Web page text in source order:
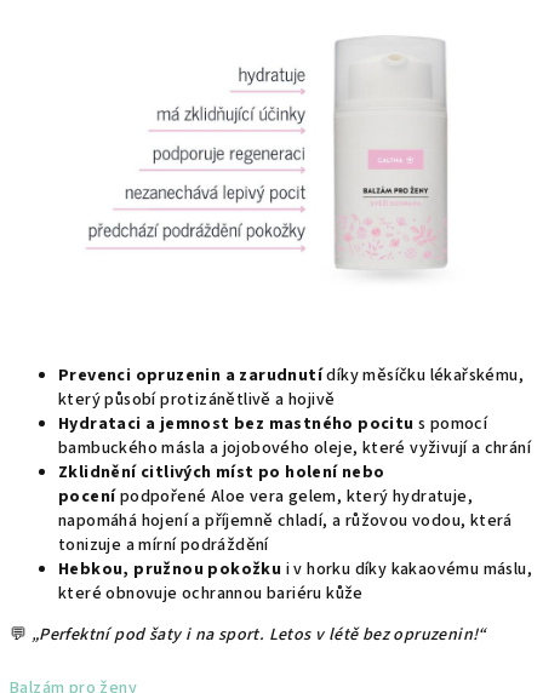
Prevenci opruzenin a zarudnutídíky měsíčku lékařskému,
který působí protizánětlivě a hojivě
Hydrataci a jemnost bez mastného pocitu s pomocí
bambuckého másla a jojobového oleje, které vyživují a chrání
Zklidnění citlivých míst po holení nebo
pocenípodpořené Aloe vera gelem, který hydratuje,
napomáhá hojení a příjemně chladí, a růžovou vodou, která
tonizuje a mírní podráždění
Hebkou, pružnou pokožku i v horku díky kakaovému máslu,
které obnovuje ochrannou bariéru kůže
💬 „Perfektní pod šaty i na sport. Letos v létě bez opruzenin!“